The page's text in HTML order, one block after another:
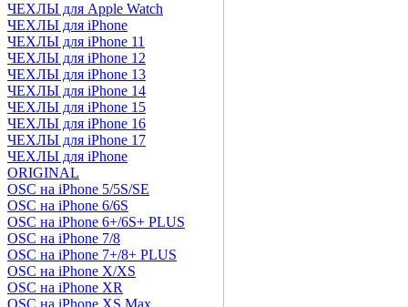
ЧЕХЛЫ для Apple Watch
ЧЕХЛЫ для iPhone
ЧЕХЛЫ для iPhone 11
ЧЕХЛЫ для iPhone 12
ЧЕХЛЫ для iPhone 13
ЧЕХЛЫ для iPhone 14
ЧЕХЛЫ для iPhone 15
ЧЕХЛЫ для iPhone 16
ЧЕХЛЫ для iPhone 17
ЧЕХЛЫ для iPhone
ORIGINAL
OSC на iPhone 5/5S/SE
OSC на iPhone 6/6S
OSC на iPhone 6+/6S+ PLUS
OSC на iPhone 7/8
OSC на iPhone 7+/8+ PLUS
OSC на iPhone X/XS
OSC на iPhone XR
OSC на iPhone XS Max